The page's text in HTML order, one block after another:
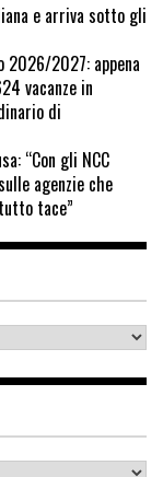
e arriva sotto gli
2026/2027: appena
vacanze in
di
“Con gli NCC
agenzie che
tace”